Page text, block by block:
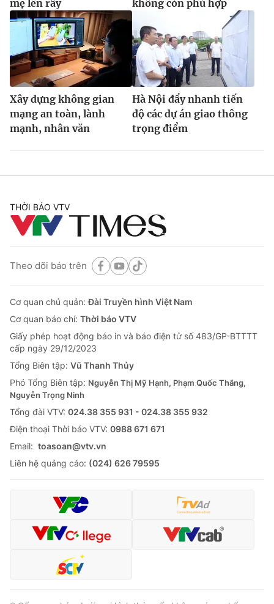
mẹ lên rẫy
không còn phù hợp
Xây dựng không gian
mạng an toàn, lành
mạnh, nhân văn
Hà Nội đẩy nhanh tiến
độ các dự án giao thông
trọng điểm
THỜI BÁO VTV
Theo dõi báo trên
Cơ quan chủ quản:Đài Truyền hình Việt Nam
Cơ quan báo chí: Thời báo VTV
Giấy phép hoạt động báo in và báo điện tử số 483/GP-BTTTT
cấp ngày 29/12/2023
Tổng Biên tập: Vũ Thanh Thủy
Phó Tổng Biên tập: Nguyễn Thị Mỹ Hạnh, Phạm Quốc Thắng,
Nguyễn Trọng Ninh
Tổng đài VTV: 024.38 355 931 - 024.38 355 932
Ðiện thoại Thời báo VTV: 0988 671 671
Email: toasoan@vtv.vn
Liên hệ quảng cáo: (024) 626 79595